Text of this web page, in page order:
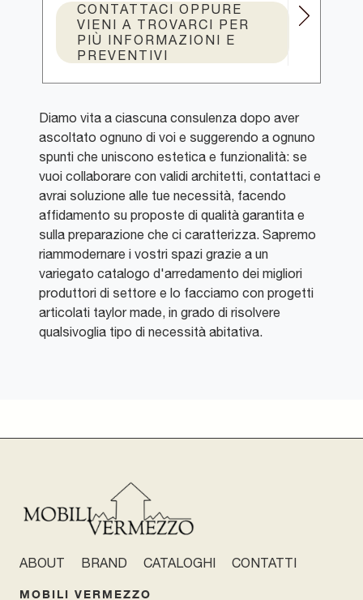
CONTATTACI OPPURE
VIENI A TROVARCI PER
PIÙ INFORMAZIONI E
PREVENTIVI
Diamo vita a ciascuna consulenza dopo aver
ascoltato ognuno di voi e suggerendo a ognuno
spunti che uniscono estetica e funzionalità: se
vuoi collaborare con validi architetti, contattaci e
avrai soluzione alle tue necessità, facendo
affidamento su proposte di qualità garantita e
sulla preparazione che ci caratterizza. Sapremo
riammodernare i vostri spazi grazie a un
variegato catalogo d'arredamento dei migliori
produttori di settore e lo facciamo con progetti
articolati taylor made, in grado di risolvere
qualsivoglia tipo di necessità abitativa.
ABOUT BRAND CATALOGHI CONTATTI
MOBILI VERMEZZO